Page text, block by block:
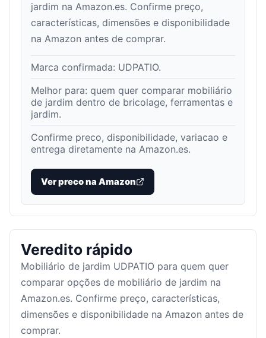
jardim na Amazon.es. Confirme preço,
características, dimensões e disponibilidade
na Amazon antes de comprar.
Marca confirmada: UDPATIO.
Melhor para: quem quer comparar mobiliário
de jardim dentro de bricolage, ferramentas e
jardim.
Confirme preco, disponibilidade, variacao e
entrega diretamente na Amazon.es.
Ver preco na Amazon
Veredito rápido
Mobiliário de jardim UDPATIO para quem quer
comparar opções de mobiliário de jardim na
Amazon.es. Confirme preço, características,
dimensões e disponibilidade na Amazon antes de
comprar.